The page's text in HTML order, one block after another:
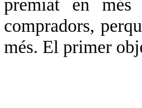
premiat en més
compradors,
més. El primer